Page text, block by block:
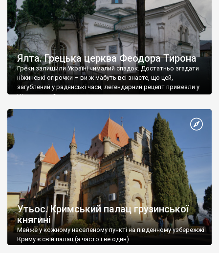
Ялта. Грецька церква Феодора Тирона
Греки залишили Україні чималий спадок. Достатньо згадати
ніжинські огірочки – ви ж мабуть всі знаєте, що цей,
загублений у радянські часи, легендарний рецепт привезли у
Ніжин греки?
Утьос. Кримський палац грузинської
княгині
Майже у кожному населеному пункті на південному узбережжі
Криму є свій палац (а часто і не один).